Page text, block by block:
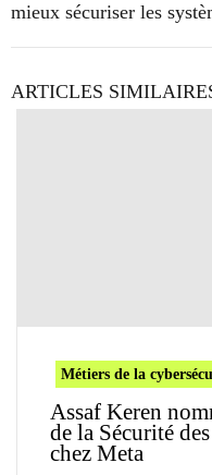
mieux sécuriser les
ARTICLES
Métiers de la
Assaf Keren
de la Sécurité
chez Meta